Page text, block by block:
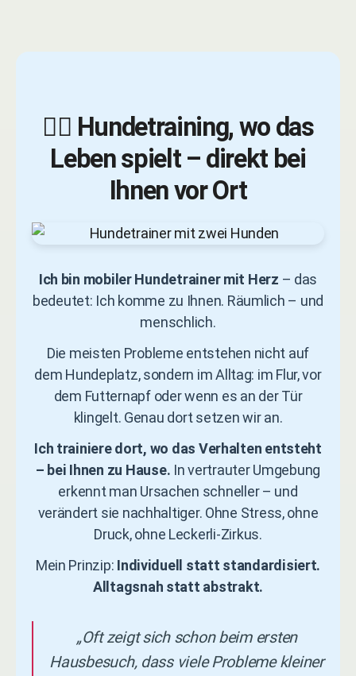
🐕‍🦺 Hundetraining, wo das
Leben spielt – direkt bei
Ihnen vor Ort
Ich bin mobiler Hundetrainer mit Herz – das
bedeutet: Ich komme zu Ihnen. Räumlich – und
menschlich.
Die meisten Probleme entstehen nicht auf
dem Hundeplatz, sondern im Alltag: im Flur, vor
dem Futternapf oder wenn es an der Tür
klingelt. Genau dort setzen wir an.
Ich trainiere dort, wo das Verhalten entsteht
– bei Ihnen zu Hause. In vertrauter Umgebung
erkennt man Ursachen schneller – und
verändert sie nachhaltiger. Ohne Stress, ohne
Druck, ohne Leckerli-Zirkus.
Mein Prinzip: Individuell statt standardisiert.
Alltagsnah statt abstrakt.
„Oft zeigt sich schon beim ersten
Hausbesuch, dass viele Probleme kleiner